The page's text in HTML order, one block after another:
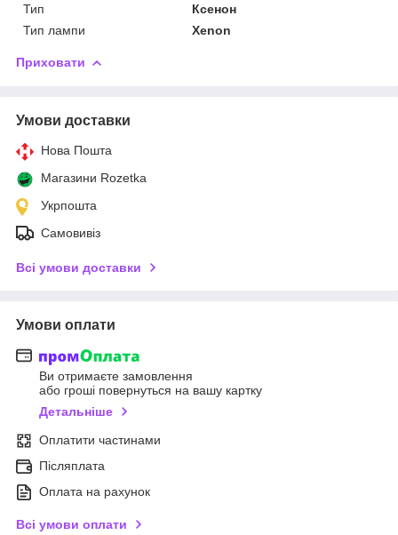
Тип
Ксенон
Тип лампи
Xenon
Приховати
Умови доставки
Нова Пошта
Магазини Rozetka
Укрпошта
Самовивіз
Всі умови доставки
Умови оплати
Ви отримаєте замовлення
або гроші повернуться на вашу картку
Детальніше
Оплатити частинами
Післяплата
Оплата на рахунок
Всі умови оплати